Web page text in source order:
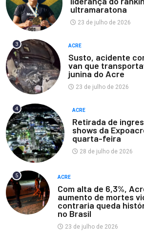
ultramaratona
23 de julho de 2026
3 ACRE
Susto, acidente
van que
junina do Acre
23 de julho de 2026
4 ACRE
Retirada de
shows da
quarta-feira
28 de julho de 2026
5 ACRE
Com alta de 6,3%,
aumento de mortes
contraria queda
no Brasil
23 de julho de 2026